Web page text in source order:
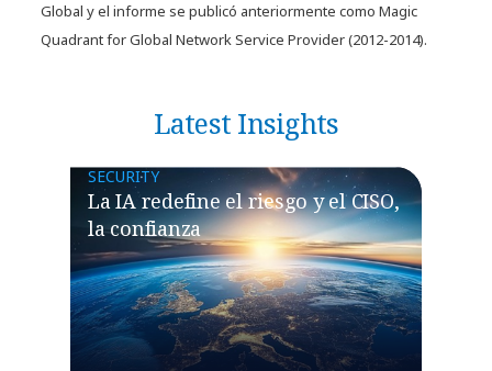
Global y el informe se publicó anteriormente como Magic
Quadrant for Global Network Service Provider (2012-2014).
Latest Insights
SECURITY
La IA redefine el riesgo y el CISO,
la confianza